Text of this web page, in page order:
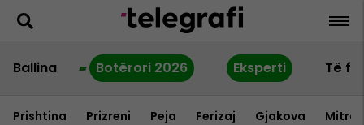
Ballina Botërori 2026 Eksperti Të
Prishtina Prizreni Peja Ferizaj Gjakova